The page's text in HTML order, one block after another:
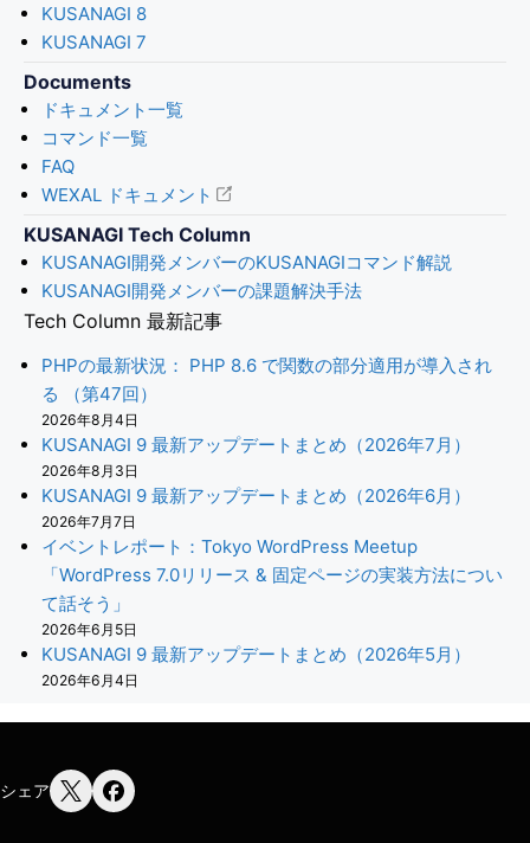
KUSANAGI 8
KUSANAGI 7
Documents
ドキュメント一覧
コマンド一覧
FAQ
WEXAL ドキュメント
KUSANAGI Tech Column
KUSANAGI開発メンバーのKUSANAGIコマンド解説
KUSANAGI開発メンバーの課題解決手法
Tech Column 最新記事
PHPの最新状況： PHP 8.6 で関数の部分適用が導入され
る （第47回）
2026年8月4日
KUSANAGI 9 最新アップデートまとめ（2026年7月）
2026年8月3日
KUSANAGI 9 最新アップデートまとめ（2026年6月）
2026年7月7日
イベントレポート：Tokyo WordPress Meetup
「WordPress 7.0リリース & 固定ページの実装方法につい
て話そう」
2026年6月5日
KUSANAGI 9 最新アップデートまとめ（2026年5月）
2026年6月4日
シェア